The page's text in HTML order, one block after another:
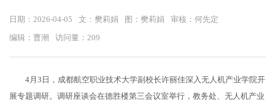
日期：2026-04-05 文：樊莉娟 图：樊莉娟 审核：何先定
编辑：曹潮 访问量： 209
4月3日，成都航空职业技术大学副校长许丽佳深入无人机产业学院开
展专题调研。调研座谈会在德胜楼第三会议室举行，教务处、无人机产业